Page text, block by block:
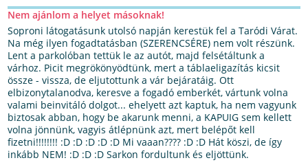
Nem ajánlom a helyet másoknak!
Soproni látogatásunk utolsó napján kerestük fel a Taródi Várat.
Na még ilyen fogadtatásban (SZERENCSÉRE) nem volt részünk.
Lent a parkolóban tettük le az autót, majd felsétáltunk a
várhoz. Picit megrökönyödtünk, mert a táblaeligazítás kicsit
össze - vissza, de eljutottunk a vár bejáratáig. Ott
elbizonytalanodva, keresve a fogadó emberkét, vártunk volna
valami beinvitáló dolgot... ehelyett azt kaptuk, ha nem vagyunk
biztosak abban, hogy be akarunk menni, a KAPUIG sem kellett
volna jönnünk, vagyis átlépnünk azt, mert belépőt kell
fizetni!!!!!!!! :D :D :D :D :D Mi vaaan???? :D :D Hát köszi, de így
inkább NEM! :D :D :D Sarkon fordultunk és eljöttünk.